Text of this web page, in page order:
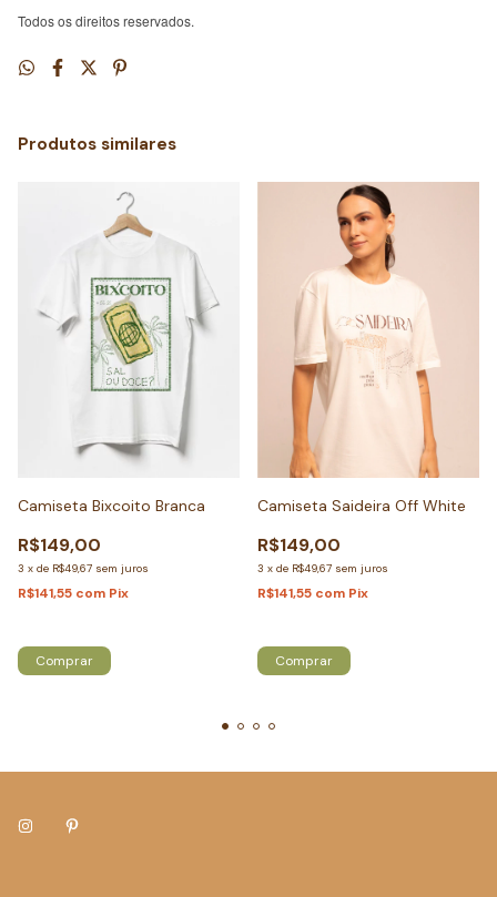
Todos os direitos reservados.
Produtos similares
Camiseta Bixcoito Branca
R$149,00
3 x de R$49,67 sem juros
R$141,55 com Pix
Comprar
Camiseta Saideira Off White
R$149,00
3 x de R$49,67 sem juros
R$141,55 com Pix
Comprar